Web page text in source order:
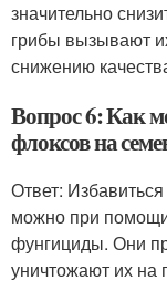
значительно
грибы вызывают
снижению
Вопрос 6: Как
флоксов на
Ответ:
можно при
фунгициды. Они
уничтожают их на